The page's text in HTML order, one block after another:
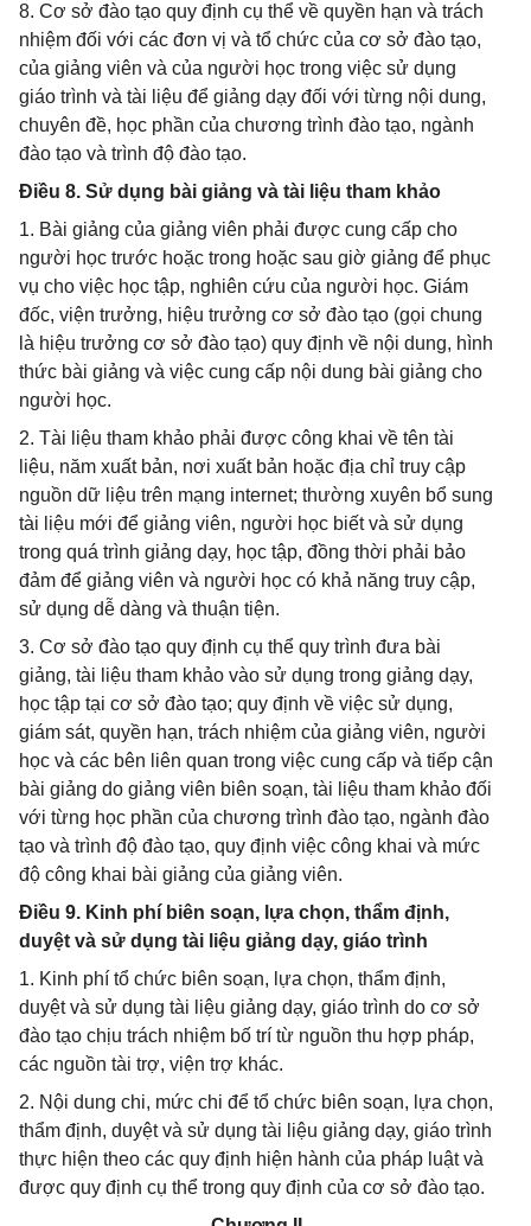
8. Cơ sở đào tạo quy định cụ thể về quyền hạn và trách
nhiệm đối với các đơn vị và tổ chức của cơ sở đào tạo,
của giảng viên và của người học trong việc sử dụng
giáo trình và tài liệu để giảng dạy đối với từng nội dung,
chuyên đề, học phần của chương trình đào tạo, ngành
đào tạo và trình độ đào tạo.
Điều 8. Sử dụng bài giảng và tài liệu tham khảo
1. Bài giảng của giảng viên phải được cung cấp cho
người học trước hoặc trong hoặc sau giờ giảng để phục
vụ cho việc học tập, nghiên cứu của người học. Giám
đốc, viện trưởng, hiệu trưởng cơ sở đào tạo (gọi chung
là hiệu trưởng cơ sở đào tạo) quy định về nội dung, hình
thức bài giảng và việc cung cấp nội dung bài giảng cho
người học.
2. Tài liệu tham khảo phải được công khai về tên tài
liệu, năm xuất bản, nơi xuất bản hoặc địa chỉ truy cập
nguồn dữ liệu trên mạng internet; thường xuyên bổ sung
tài liệu mới để giảng viên, người học biết và sử dụng
trong quá trình giảng dạy, học tập, đồng thời phải bảo
đảm để giảng viên và người học có khả năng truy cập,
sử dụng dễ dàng và thuận tiện.
3. Cơ sở đào tạo quy định cụ thể quy trình đưa bài
giảng, tài liệu tham khảo vào sử dụng trong giảng dạy,
học tập tại cơ sở đào tạo; quy định về việc sử dụng,
giám sát, quyền hạn, trách nhiệm của giảng viên, người
học và các bên liên quan trong việc cung cấp và tiếp cận
bài giảng do giảng viên biên soạn, tài liệu tham khảo đối
với từng học phần của chương trình đào tạo, ngành đào
tạo và trình độ đào tạo, quy định việc công khai và mức
độ công khai bài giảng của giảng viên.
Điều 9. Kinh phí biên soạn, lựa chọn, thẩm định,
duyệt và sử dụng tài liệu giảng dạy, giáo trình
1. Kinh phí tổ chức biên soạn, lựa chọn, thẩm định,
duyệt và sử dụng tài liệu giảng dạy, giáo trình do cơ sở
đào tạo chịu trách nhiệm bố trí từ nguồn thu hợp pháp,
các nguồn tài trợ, viện trợ khác.
2. Nội dung chi, mức chi để tổ chức biên soạn, lựa chọn,
thẩm định, duyệt và sử dụng tài liệu giảng dạy, giáo trình
thực hiện theo các quy định hiện hành của pháp luật và
được quy định cụ thể trong quy định của cơ sở đào tạo.